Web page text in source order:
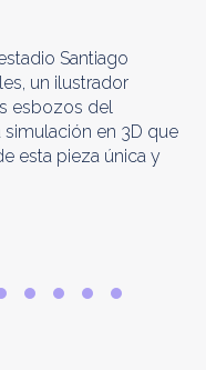
Santiago
un ilustrador
esbozos del
en 3D que
esta pieza única y